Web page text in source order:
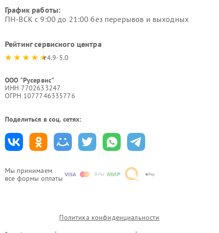
Мы принимаем
все формы оплаты
График работы:
ПН-ВСК с 9:00 до 21:00 без перерывов и выходных
Рейтинг сервисного центра
4.9-5.0
ООО "Русервис"
ИНН 7702633247
ОГРН 1077746335776
Поделиться в соц. сетях:
Политика конфиденциальности